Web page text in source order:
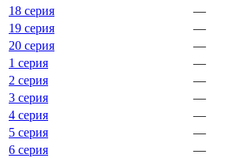
18 серия
—
19 серия
—
20 серия
—
1 серия
—
2 серия
—
3 серия
—
4 серия
—
5 серия
—
6 серия
—